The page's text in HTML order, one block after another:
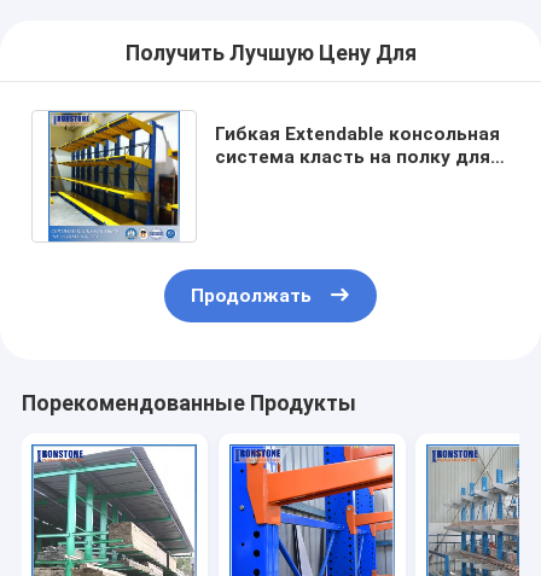
Получить Лучшую Цену Для
Гибкая Extendable консольная
система класть на полку для
Продолжать
Порекомендованные Продукты